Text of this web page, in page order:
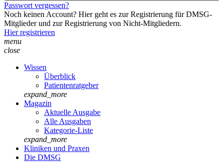
Passwort vergessen?
Noch keinen Account? Hier geht es zur Registrierung für DMSG-
Mitglieder und zur Registrierung von Nicht-Mitgliedern.
Hier registrieren
menu
close
Wissen
Überblick
Patientenratgeber
expand_more
Magazin
Aktuelle Ausgabe
Alle Ausgaben
Kategorie-Liste
expand_more
Kliniken und Praxen
Die DMSG